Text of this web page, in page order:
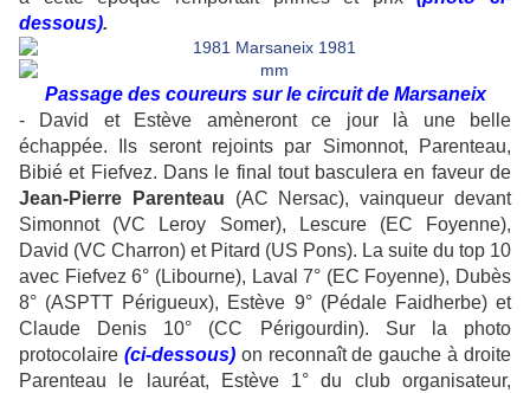
dessous).
Passage des coureurs sur le circuit de Marsaneix
- David et Estève amèneront ce jour là une belle
échappée. Ils seront rejoints par Simonnot, Parenteau,
Bibié et Fiefvez. Dans le final tout basculera en faveur de
Jean-Pierre Parenteau (AC Nersac), vainqueur devant
Simonnot (VC Leroy Somer), Lescure (EC Foyenne),
David (VC Charron) et Pitard (US Pons). La suite du top 10
avec Fiefvez 6° (Libourne), Laval 7° (EC Foyenne), Dubès
8° (ASPTT Périgueux), Estève 9° (Pédale Faidherbe) et
Claude Denis 10° (CC Périgourdin). Sur la photo
protocolaire (ci-dessous) on reconnaît de gauche à droite
Parenteau le lauréat, Estève 1° du club organisateur,